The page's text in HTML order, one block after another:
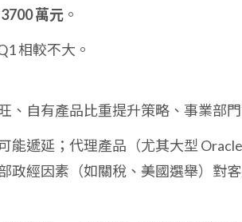
萬元 。
相較不大。
、自有產品比重提升策略、事業部
能遞延；代理產品（尤其大型
政經因素（如關稅、美國選舉）對